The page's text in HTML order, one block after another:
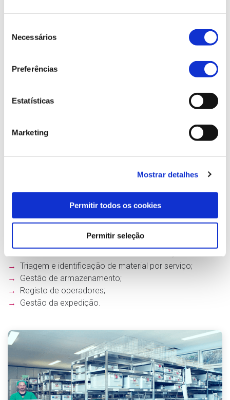
Necessários
Preferências
Estatísticas
Marketing
Mostrar detalhes
Permitir todos os cookies
Permitir seleção
→ Registo de testes de esterilização.
As operações de armazenamento e expedição
qualidade, por amostragem ou integral, e a triagem
Principais funcionalidades:
→ Triagem e identificação de material por serviço;
→
Gestão de armazenamento;
→
Registo de operadores;
→
Gestão da expedição.